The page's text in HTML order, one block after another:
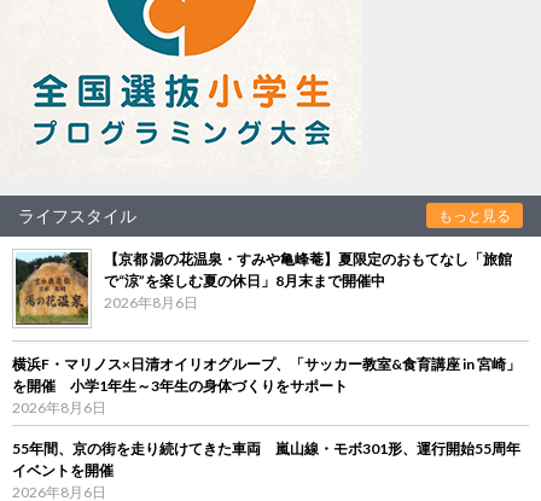
ライフスタイル もっと見る
【京都 湯の花温泉・すみや亀峰菴】夏限定のおもてなし「旅館
で“涼”を楽しむ夏の休日」8月末まで開催中
2026年8月6日
横浜F・マリノス×日清オイリオグループ、「サッカー教室&食育講座 in 宮崎」
を開催 小学1年生～3年生の身体づくりをサポート
2026年8月6日
55年間、京の街を走り続けてきた車両 嵐山線・モボ301形、運行開始55周年
イベントを開催
2026年8月6日